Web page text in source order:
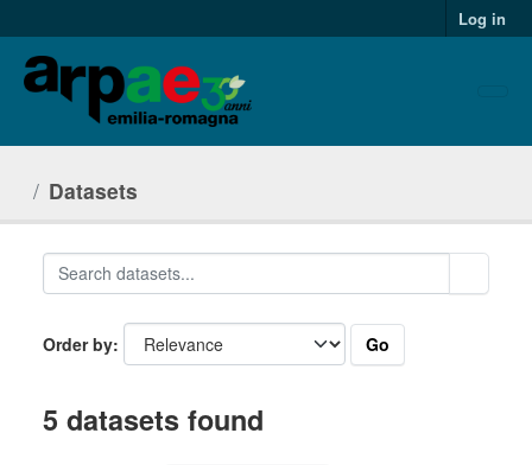
Log in
Datasets
Order by Go
5 datasets found